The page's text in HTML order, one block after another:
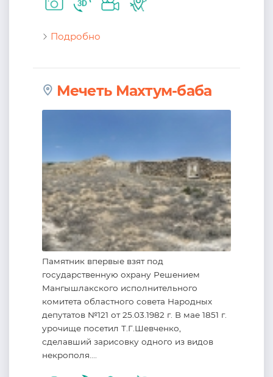
Подробно
Мечеть Махтум-баба
Памятник впервые взят под
государственную охрану Решением
Мангышлакского исполнительного
комитета областного совета Народных
депутатов №121 от 25.03.1982 г. В мае 1851 г.
урочище посетил Т.Г.Шевченко,
сделавший зарисовку одного из видов
некрополя....